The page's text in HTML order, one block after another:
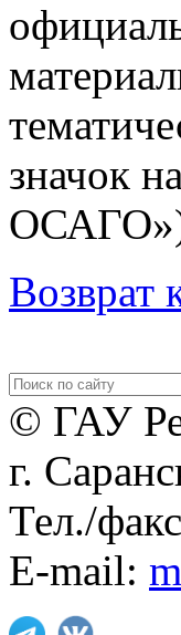
значок
Возврат
© ГАУ
г.
Тел./
E-mail: